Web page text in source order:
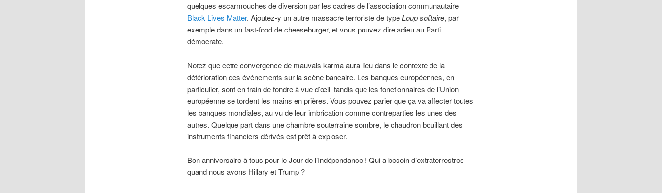
quelques escarmouches de diversion par les cadres de l’association communautaire
Black Lives Matter. Ajoutez-y un autre massacre terroriste de typeLoup solitaire, par
exemple dans un fast-food de cheeseburger, et vous pouvez dire adieu au Parti
démocrate.
Notez que cette convergence de mauvais karma aura lieu dans le contexte de la
détérioration des événements sur la scène bancaire. Les banques européennes, en
particulier, sont en train de fondre à vue d’œil, tandis que les fonctionnaires de l’Union
européenne se tordent les mains en prières. Vous pouvez parier que ça va affecter toutes
les banques mondiales, au vu de leur imbrication comme contreparties les unes des
autres. Quelque part dans une chambre souterraine sombre, le chaudron bouillant des
instruments financiers dérivés est prêt à exploser.
Bon anniversaire à tous pour le Jour de l’Indépendance ! Qui a besoin d’extraterrestres
quand nous avons Hillary et Trump ?